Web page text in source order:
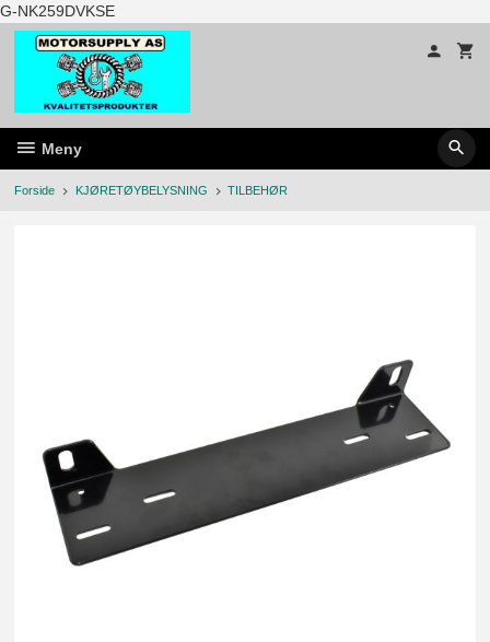
G-NK259DVKSEGå
til
innholdet
Meny
Forside KJØRETØYBELYSNING TILBEHØR